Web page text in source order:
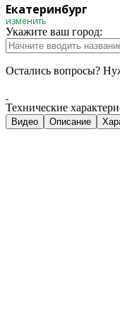
Екатеринбург
изменить
Укажите ваш город:
Остались вопросы?
Технические
Видео Описание